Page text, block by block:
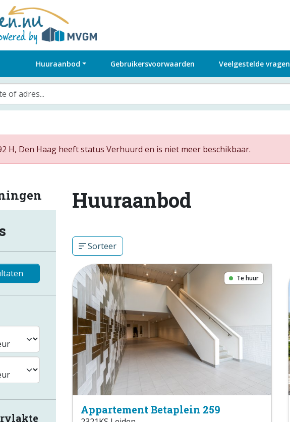
Huuraanbod Gebruikersvoorwaarden Veelgestelde vragen
of adres...
H, Den Haag heeft status Verhuurd en is niet meer beschikbaar.
Huuraanbod
Sorteer
Te huur
Appartement Betaplein 259